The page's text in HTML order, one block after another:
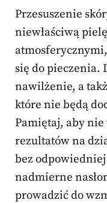
Przesuszenie
niewłaściwą
się do pieczenia.
nawilżenie, a
które nie będą
Pamiętaj, aby
rezultatów na
bez
nadmierne
prowadzić do